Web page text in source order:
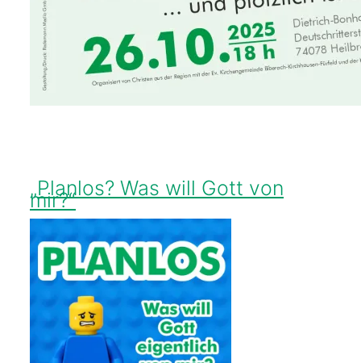
„Planlos? Was will Gott von
mir?“